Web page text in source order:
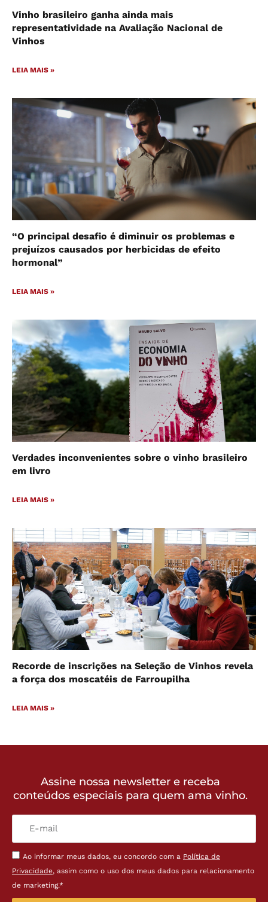
Vinho brasileiro ganha ainda mais
representatividade na Avaliação Nacional de
Vinhos
LEIA MAIS »
“O principal desafio é diminuir os problemas e
prejuízos causados por herbicidas de efeito
hormonal”
LEIA MAIS »
Verdades inconvenientes sobre o vinho brasileiro
em livro
LEIA MAIS »
Recorde de inscrições na Seleção de Vinhos revela
a força dos moscatéis de Farroupilha
LEIA MAIS »
Assine nossa newsletter e receba
conteúdos especiais para quem ama vinho.
Ao informar meus dados, eu concordo com a Política de
Privacidade, assim como o uso dos meus dados para relacionamento
de marketing.*